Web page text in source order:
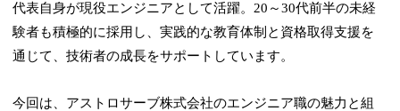
代表自身が現役エンジニアとして活躍。20～30代前半の未経
験者も積極的に採用し、実践的な教育体制と資格取得支援を
通じて、技術者の成長をサポートしています。
今回は、アストロサーブ株式会社のエンジニア職の魅力と組